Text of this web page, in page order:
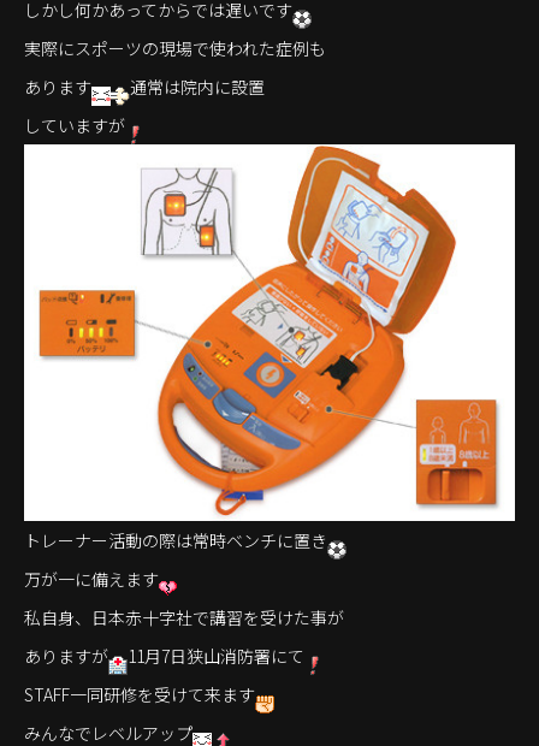
しかし何かあってからでは遅いです
実際にスポーツの現場で使われた症例も
あります
通常は院内に設置
していますが
トレーナー活動の際は常時ベンチに置き
万が一に備えます
私自身、日本赤十字社で講習を受けた事が
ありますが
11月7日狭山消防署にて
STAFF一同研修を受けて来ます
みんなでレベルアップ